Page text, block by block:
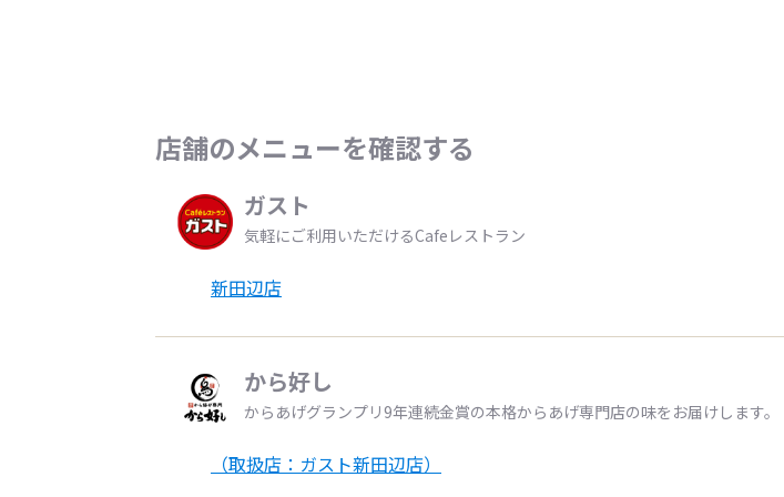
店舗のメニューを確認する
ガスト
気軽にご利用いただけるCafeレストラン
新田辺店
から好し
からあげグランプリ9年連続金賞の本格からあげ専門店の味をお届けします。
（取扱店：ガスト新田辺店）